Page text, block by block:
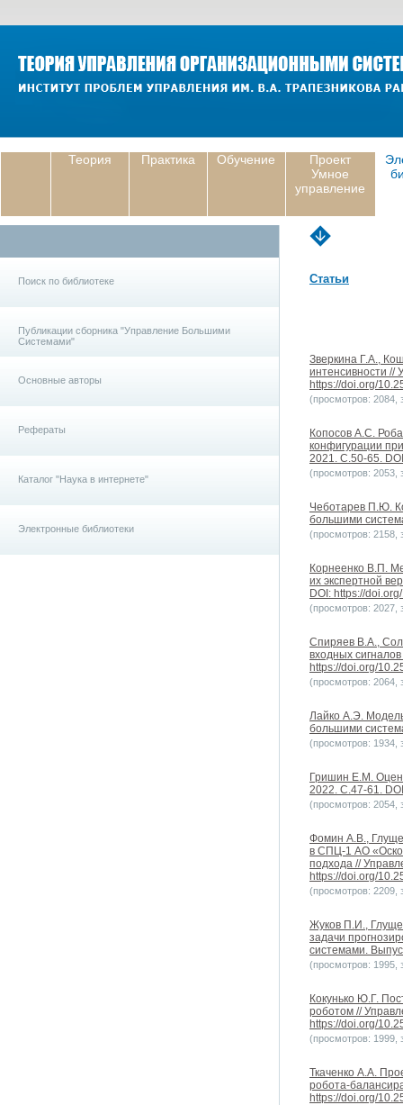
Теория Практика Обучение
Проект
Умное
управление
Поиск по библиотеке
Публикации сборника "Управление Большими
Системами"
Основные авторы
Рефераты
Каталог "Наука в интернете"
Электронные библиотеки
Статьи
Зверкина Г.А.,
интенсивности
https://doi.org/
(просмотров: 2084,
Копосов А.С.
конфигурации
2021. С.50-65.
(просмотров: 2053,
Чеботарев П.Ю.
большими
(просмотров: 2158,
Корнеенко В.П.
их экспертной
DOI: https://
(просмотров: 2027,
Спиряев В.А.,
входных
https://doi.org/
(просмотров: 2064,
Лайко А.Э.
большими
(просмотров: 1934,
Гришин Е.М.
2022. С.47-61.
(просмотров: 2054,
Фомин А.В.,
в СПЦ-1 АО
подхода //
https://doi.org/
(просмотров: 2209,
Жуков П.И.,
задачи
системами.
(просмотров: 1995,
Кокунько Ю.Г.
роботом //
https://doi.org/
(просмотров: 1999,
Ткаченко А.А.
робота-
https://doi.org/